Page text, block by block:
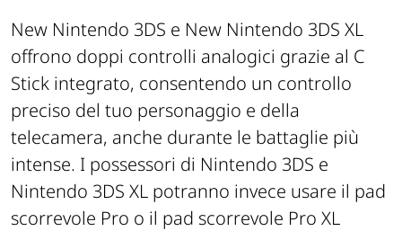
New Nintendo 3DS e New Nintendo 3DS XL
offrono doppi controlli analogici grazie al C
Stick integrato, consentendo un controllo
preciso del tuo personaggio e della
telecamera, anche durante le battaglie più
intense. I possessori di Nintendo 3DS e
Nintendo 3DS XL potranno invece usare il pad
scorrevole Pro o il pad scorrevole Pro XL